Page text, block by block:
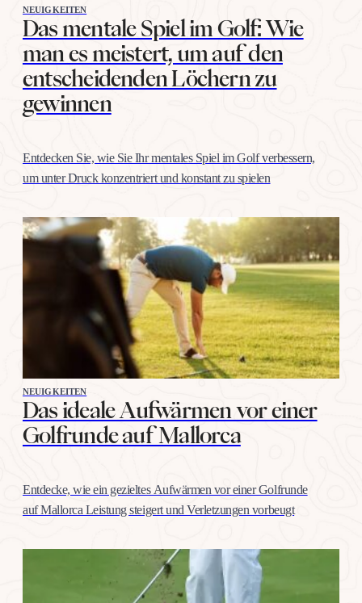
NEUIGKEITEN
Das mentale Spiel im Golf: Wie
man es meistert, um auf den
entscheidenden Löchern zu
gewinnen
Entdecken Sie, wie Sie Ihr mentales Spiel im Golf verbessern,
um unter Druck konzentriert und konstant zu spielen
NEUIGKEITEN
Das ideale Aufwärmen vor einer
Golfrunde auf Mallorca
Entdecke, wie ein gezieltes Aufwärmen vor einer Golfrunde
auf Mallorca Leistung steigert und Verletzungen vorbeugt